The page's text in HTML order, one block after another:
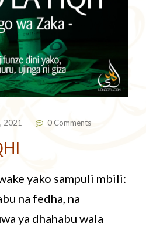
2021 0 Comments
yako sampuli mbili:
na fedha, na
ya dhahabu wala